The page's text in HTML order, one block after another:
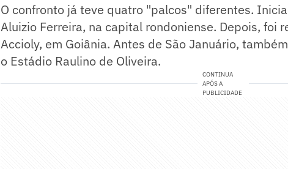
O confronto já teve quatro "palcos" diferentes.
Aluizio Ferreira, na capital rondoniense. Depois, foi
Accioly, em Goiânia. Antes de São Januário,
o Estádio Raulino de Oliveira.
CONTINUA
APÓS A
PUBLICIDADE